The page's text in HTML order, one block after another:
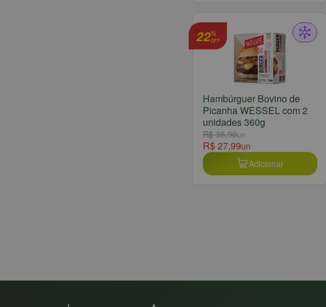
22%
OFF
Hambúrguer Bovino de
Picanha WESSEL com 2
unidades 360g
R$ 35,90un
R$ 27,99un
Adicionar